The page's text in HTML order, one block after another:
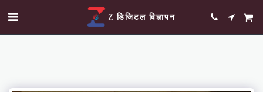
Z डिजिटल विज्ञापन